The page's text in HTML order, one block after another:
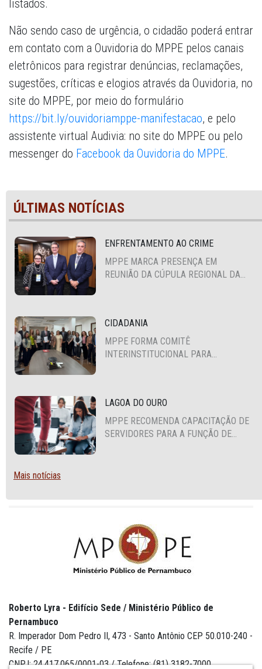
listados.
Não sendo caso de urgência, o cidadão poderá entrar
em contato com a Ouvidoria do MPPE pelos canais
eletrônicos para registrar denúncias, reclamações,
sugestões, críticas e elogios através da Ouvidoria, no
site do MPPE, por meio do formulário
https://bit.ly/ouvidoriamppe-manifestacao, e pelo
assistente virtual Audivia: no site do MPPE ou pelo
messenger do Facebook da Ouvidoria do MPPE.
ÚLTIMAS NOTÍCIAS
ENFRENTAMENTO AO CRIME
MPPE MARCA PRESENÇA EM
REUNIÃO DA CÚPULA REGIONAL DA
CIDADANIA
MPPE FORMA COMITÊ
INTERINSTITUCIONAL PARA
LAGOA DO OURO
MPPE RECOMENDA CAPACITAÇÃO DE
SERVIDORES PARA A FUNÇÃO DE
Mais notícias
Roberto Lyra - Edifício Sede / Ministério Público de
Pernambuco
R. Imperador Dom Pedro II, 473 - Santo Antônio CEP 50.010-240 -
Recife / PE
CNPJ: 24.417.065/0001-03 / Telefone: (81) 3182-7000